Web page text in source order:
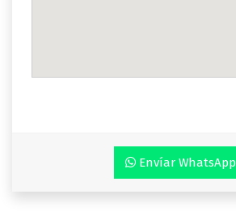
Envíar WhatsApp